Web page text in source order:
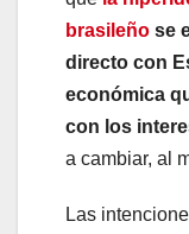
brasileño se
directo con
económica
con los
a cambiar, al
Las